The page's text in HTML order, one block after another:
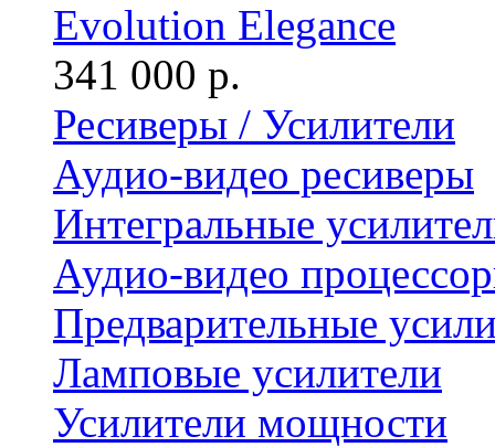
Evolution Elegance
341 000 р.
Ресиверы / Усилители
Аудио-видео ресиверы
Интегральные
Аудио-видео
Предварительные
Ламповые усилители
Усилители мощности